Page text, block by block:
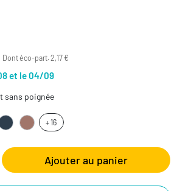
Dont éco-part. 2,17 €
et le 04/09
sans poignée
+ 16
Ajouter au panier